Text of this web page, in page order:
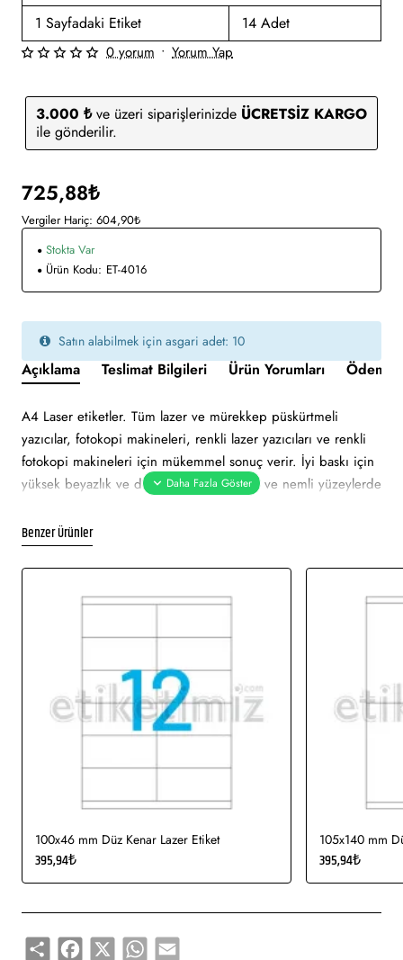
1 Sayfadaki Etiket 14 Adet
3.000 ₺ve üzeri siparişlerinizde ÜCRETSİZ KARGO
ile gönderilir.
0 yorum • Yorum Yap
725,88₺
Vergiler Hariç: 604,90₺
Stokta Var
Ürün Kodu: ET-4016
Satın alabilmek için asgari adet: 10
Açıklama Teslimat Bilgileri Ürün Yorumları Ödeme
A4 Laser etiketler. Tüm lazer ve mürekkep püskürtmeli
yazıcılar, fotokopi makineleri, renkli lazer yazıcıları ve renkli
fotokopi makineleri için mükemmel sonuç verir. İyi baskı için
yüksek beyazlık ve düzgün yüzey. Soğuk ve nemli yüzeylerde
sürdürülebilir FSC sertifikalıdır. Etiketler atık kağıt, geri
dönüşümlü karton ambalaj ile% 100 geri dönüştürülebilir.
Etiket kırmızı renklidir. Tüm lazer ve mürekkep püskürtmeli
yazıcılarda sorunsuz yazdırmayı onaylar. Soğuk ve nemli
net baskı alınır. Etiket mattır.
Benzer Ürünler
100x46 mm Düz Kenar Lazer Etiket
395,94₺
105x140 mm
395,94₺
Share Facebook
X WhatsApp
Email